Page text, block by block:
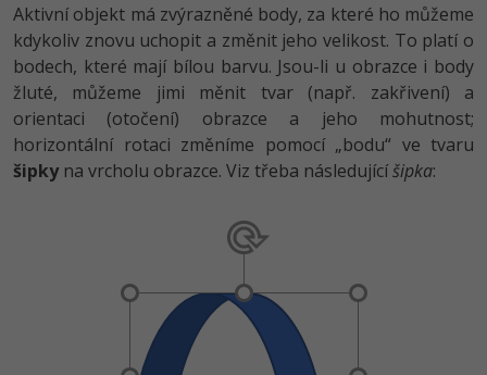
Aktivní objekt má zvýrazněné body, za které ho můžeme
kdykoliv znovu uchopit a změnit jeho velikost. To platí o
bodech, které mají bílou barvu. Jsou-li u obrazce i body
žluté, můžeme jimi měnit tvar (např. zakřivení) a
orientaci (otočení) obrazce a jeho mohutnost;
horizontální rotaci změníme pomocí „bodu“ ve tvaru
šipkyna vrcholu obrazce. Viz třeba následujícíšipka: